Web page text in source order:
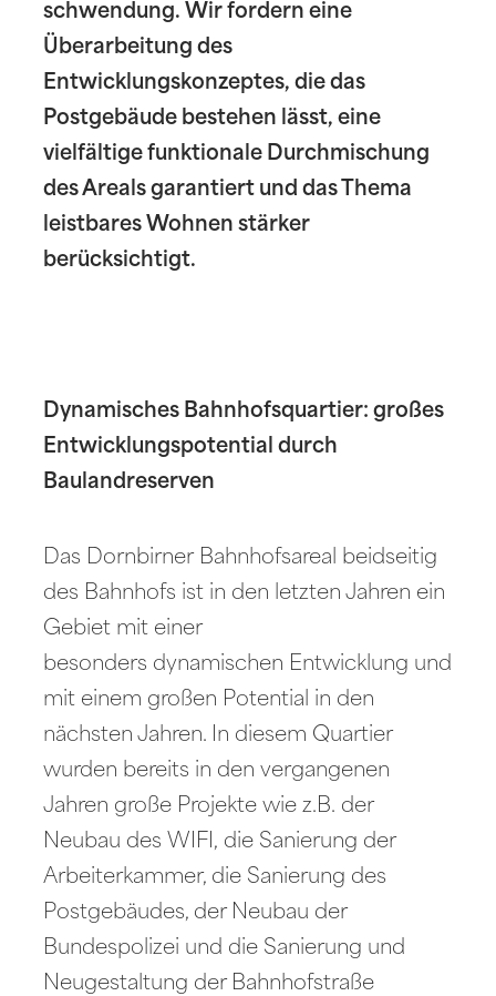
schwendung. Wir fordern eine
Überarbeitung des
Entwicklungskonzeptes, die das
Postgebäude bestehen lässt, eine
vielfältige funktionale Durchmischung
des Areals garantiert und das Thema
leistbares Wohnen stärker
berücksichtigt.
Dynamisches Bahnhofsquartier: großes
Entwicklungspotential durch
Baulandreserven
Das Dornbirner Bahnhofsareal beidseitig
des Bahnhofs ist in den letzten Jahren ein
Gebiet mit einer
besonders dynamischen Entwicklung und
mit einem großen Potential in den
nächsten Jahren. In diesem Quartier
wurden bereits in den vergangenen
Jahren große Projekte wie z.B. der
Neubau des WIFI, die Sanierung der
Arbeiterkammer, die Sanierung des
Postgebäudes, der Neubau der
Bundespolizei und die Sanierung und
Neugestaltung der Bahnhofstraße